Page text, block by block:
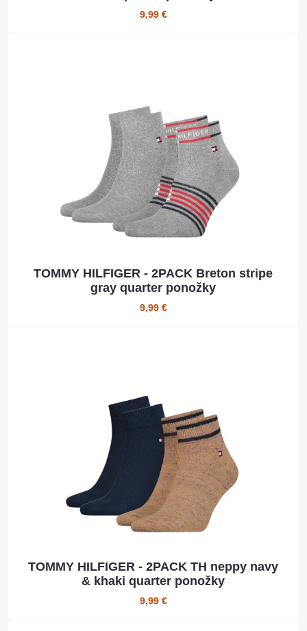
9,99 €
TOMMY HILFIGER - 2PACK Breton stripe
gray quarter ponožky
9,99 €
TOMMY HILFIGER - 2PACK TH neppy navy
& khaki quarter ponožky
9,99 €